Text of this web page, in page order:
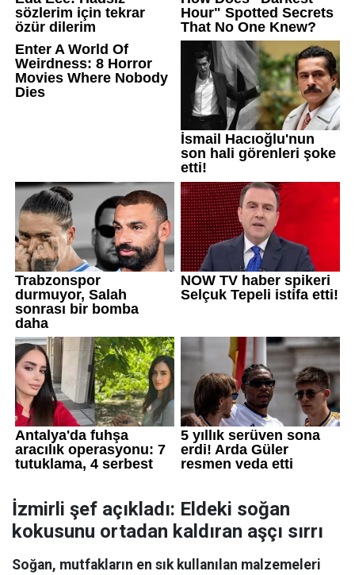
İzmirli şef açıkladı: Eldeki soğan
kokusunu ortadan kaldıran aşçı sırrı
Soğan, mutfakların en sık kullanılan malzemeleri